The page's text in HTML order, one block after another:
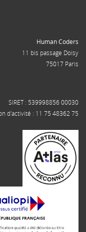
Human Coders
11 bis passage Doisy
75017 Paris
SIRET : 539998856 00030
d'activité : 11 75 48362 75